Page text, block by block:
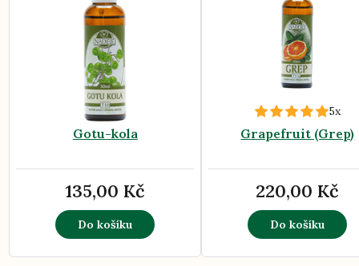
Gotu-kola
135,00 Kč
Do košíku
5x
Grapefruit (Grep)
220,00 Kč
Do košíku